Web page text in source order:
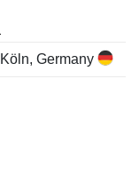
Germany